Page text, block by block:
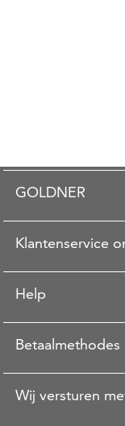
GOLDNER
Klantenservice
Help
Betaalmethodes
Wij versturen